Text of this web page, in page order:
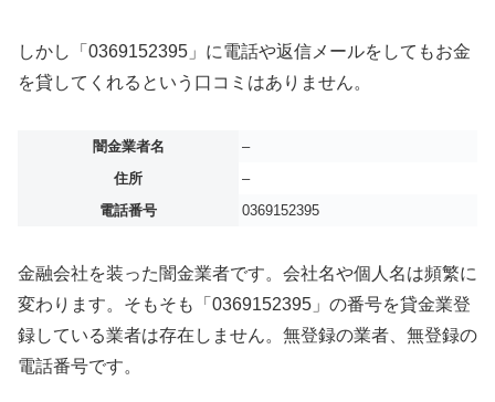
しかし「0369152395」に電話や返信メールをしてもお金
を貸してくれるという口コミはありません。
闇金業者名
–
住所
–
電話番号
0369152395
金融会社を装った闇金業者です。会社名や個人名は頻繁に
変わります。そもそも「0369152395」の番号を貸金業登
録している業者は存在しません。無登録の業者、無登録の
電話番号です。